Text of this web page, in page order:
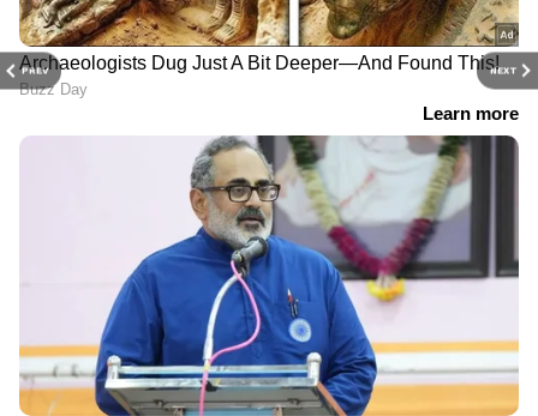
PREV NEXT